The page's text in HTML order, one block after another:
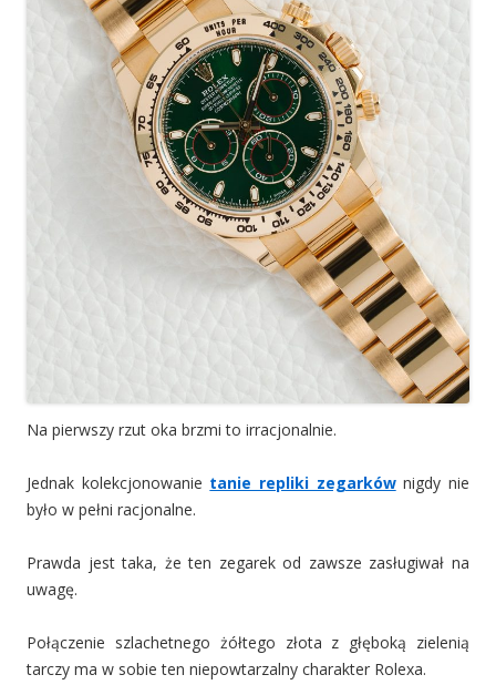
Na pierwszy rzut oka brzmi to irracjonalnie.
Jednak kolekcjonowanie tanie repliki zegarkównigdy nie
było w pełni racjonalne.
Prawda jest taka, że ten zegarek od zawsze zasługiwał na
uwagę.
Połączenie szlachetnego żółtego złota z głęboką zielenią
tarczy ma w sobie ten niepowtarzalny charakter Rolexa.